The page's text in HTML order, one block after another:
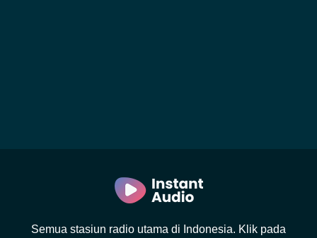
Semua stasiun radio utama di Indonesia. Klik pada